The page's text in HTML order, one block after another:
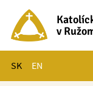
v
SK EN
Hlavné menu